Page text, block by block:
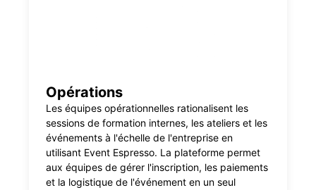
Opérations
Les équipes opérationnelles rationalisent les
sessions de formation internes, les ateliers et les
événements à l'échelle de l'entreprise en
utilisant Event Espresso. La plateforme permet
aux équipes de gérer l'inscription, les paiements
et la logistique de l'événement en un seul